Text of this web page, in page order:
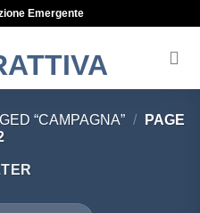
Emergente
“CAMPAGNA” /
PAGE